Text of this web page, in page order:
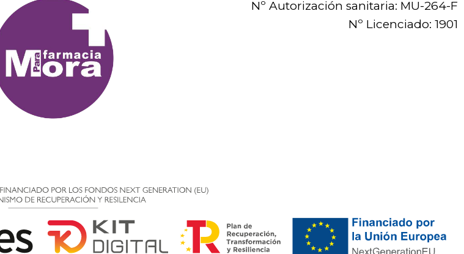
Nº Autorización sanitaria: MU-264-F
Nº Licenciado: 1901